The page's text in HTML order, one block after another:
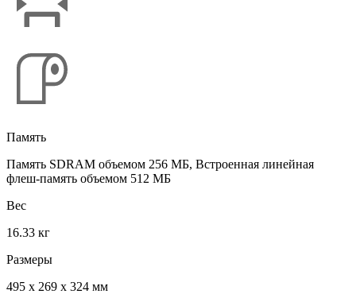
Память
Память SDRAM объемом 256 МБ, Встроенная линейная
флеш-память объемом 512 МБ
Вес
16.33 кг
Размеры
495 x 269 x 324 мм